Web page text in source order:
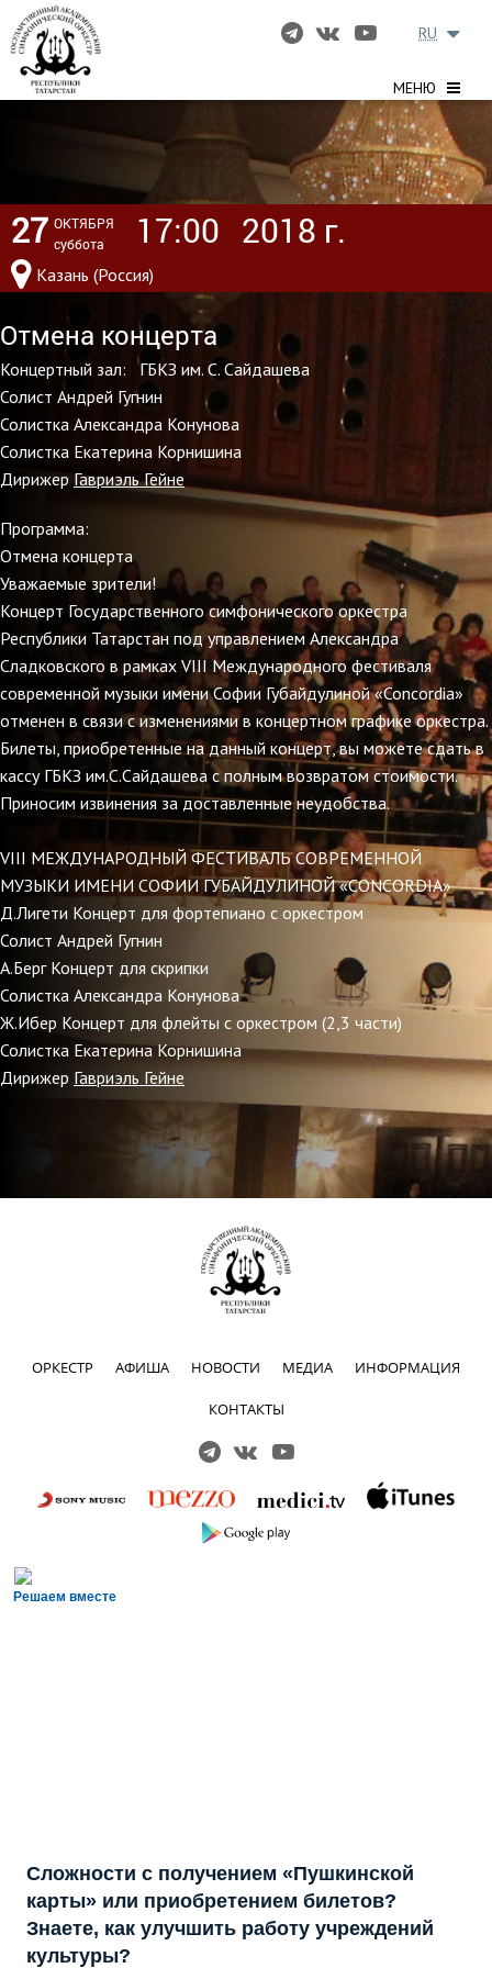
МЕНЮ
RU
27 ОКТЯБРЯ
суббота
17:00 2018 г.
Казань (Россия)
Отмена концерта
Концертный зал: ГБКЗ им. С. Сайдашева
Солист Андрей Гугнин
Солистка Александра Конунова
Солистка Екатерина Корнишина
Дирижер Гавриэль Гейне
Программа:
Отмена концерта
Уважаемые зрители!
Концерт Государственного симфонического оркестра
Республики Татарстан под управлением Александра
Сладковского в рамках VIII Международного фестиваля
современной музыки имени Софии Губайдулиной «Concordia»
отменен в связи с изменениями в концертном графике оркестра.
Билеты, приобретенные на данный концерт, вы можете сдать в
кассу ГБКЗ им.С.Сайдашева с полным возвратом стоимости.
Приносим извинения за доставленные неудобства.
VIII МЕЖДУНАРОДНЫЙ ФЕСТИВАЛЬ СОВРЕМЕННОЙ
МУЗЫКИ ИМЕНИ СОФИИ ГУБАЙДУЛИНОЙ «CONCORDIA»
Д.Лигети Концерт для фортепиано с оркестром
Солист Андрей Гугнин
А.Берг Концерт для скрипки
Солистка Александра Конунова
Ж.Ибер Концерт для флейты с оркестром (2,3 части)
Солистка Екатерина Корнишина
Дирижер Гавриэль Гейне
ОРКЕСТР АФИША НОВОСТИ МЕДИА ИНФОРМАЦИЯ
КОНТАКТЫ
Решаем вместе
Сложности с получением «Пушкинской
карты» или приобретением билетов?
Знаете, как улучшить работу учреждений
культуры?